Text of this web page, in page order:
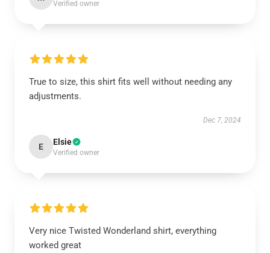
Verified owner
True to size, this shirt fits well without needing any
adjustments.
Dec 7, 2024
E Elsie
Verified owner
Very nice Twisted Wonderland shirt, everything
worked great